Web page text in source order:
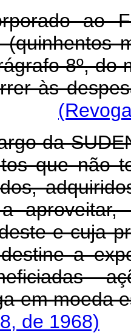
ao
(quinhentos
8º, do
às
da
que não
e cuja
a
em moeda
de 1968)